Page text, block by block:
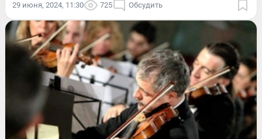
29 июня, 2024, 11:30 725 Обсудить